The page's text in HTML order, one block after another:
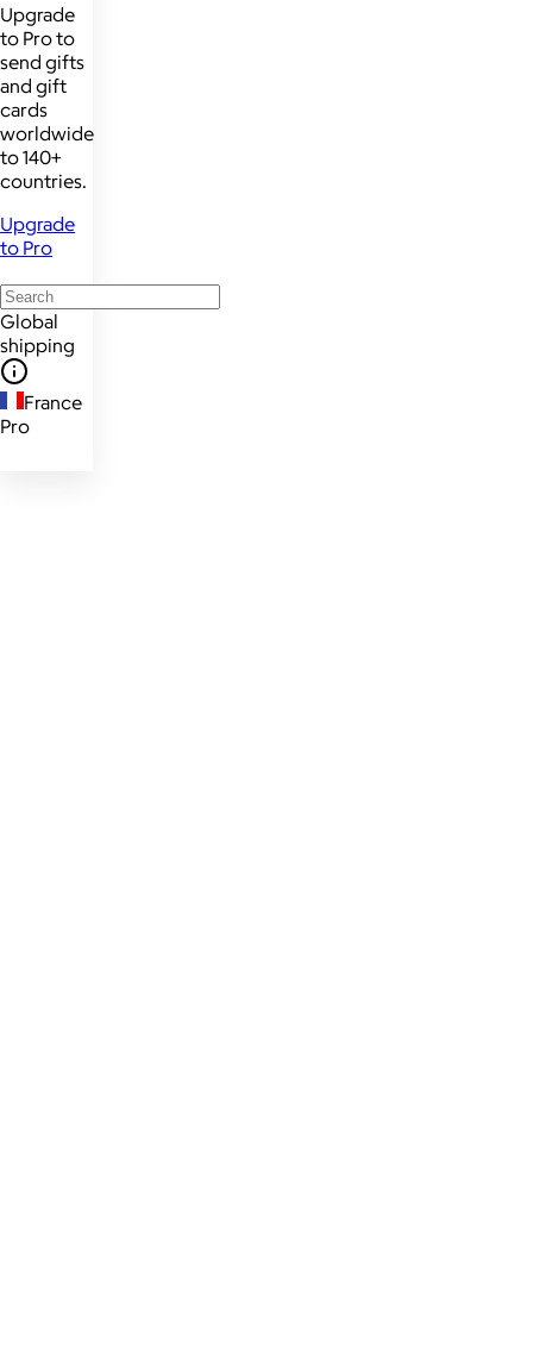
Upgrade
to Pro to
send gifts
and gift
cards
worldwide
to 140+
countries.
Upgrade
to Pro
Global
shipping
France
Pro